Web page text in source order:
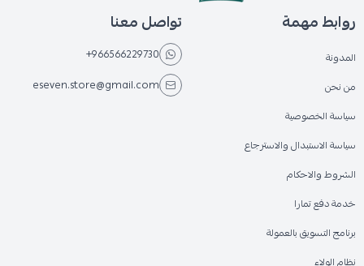
روابط مهمة
المدونة
من نحن
سياسة الخصوصية
سياسة الاستبدال والاسترجاع
الشروط والاحكام
خدمة دفع تمارا
برنامج التسويق بالعمولة
نظام الولاء
تواصل معنا
+966566229730
eseven.store@gmail.com